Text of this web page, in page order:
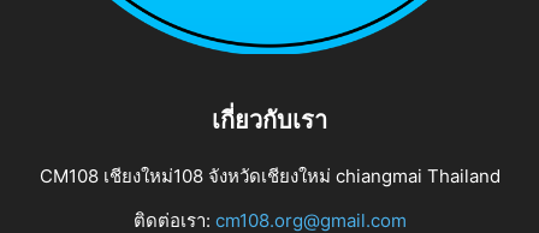
เกี่ยวกับเรา
CM108 เชียงใหม่108 จังหวัดเชียงใหม่ chiangmai Thailand
ติดต่อเรา: cm108.org@gmail.com